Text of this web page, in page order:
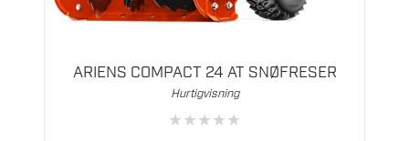
ARIENS COMPACT 24 AT SNØFRESER
Hurtigvisning
★★★★★